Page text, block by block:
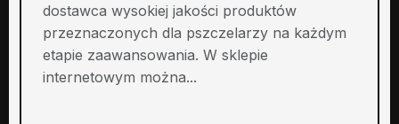
dostawca wysokiej jakości produktów
przeznaczonych dla pszczelarzy na każdym
etapie zaawansowania. W sklepie
internetowym można...